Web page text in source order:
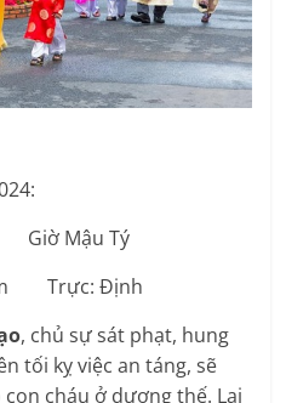
Mậu Tý
Trực: Định
, chủ sự sát phạt, hung
tối kỵ việc an táng, sẽ
cháu ở dương thế. Lại